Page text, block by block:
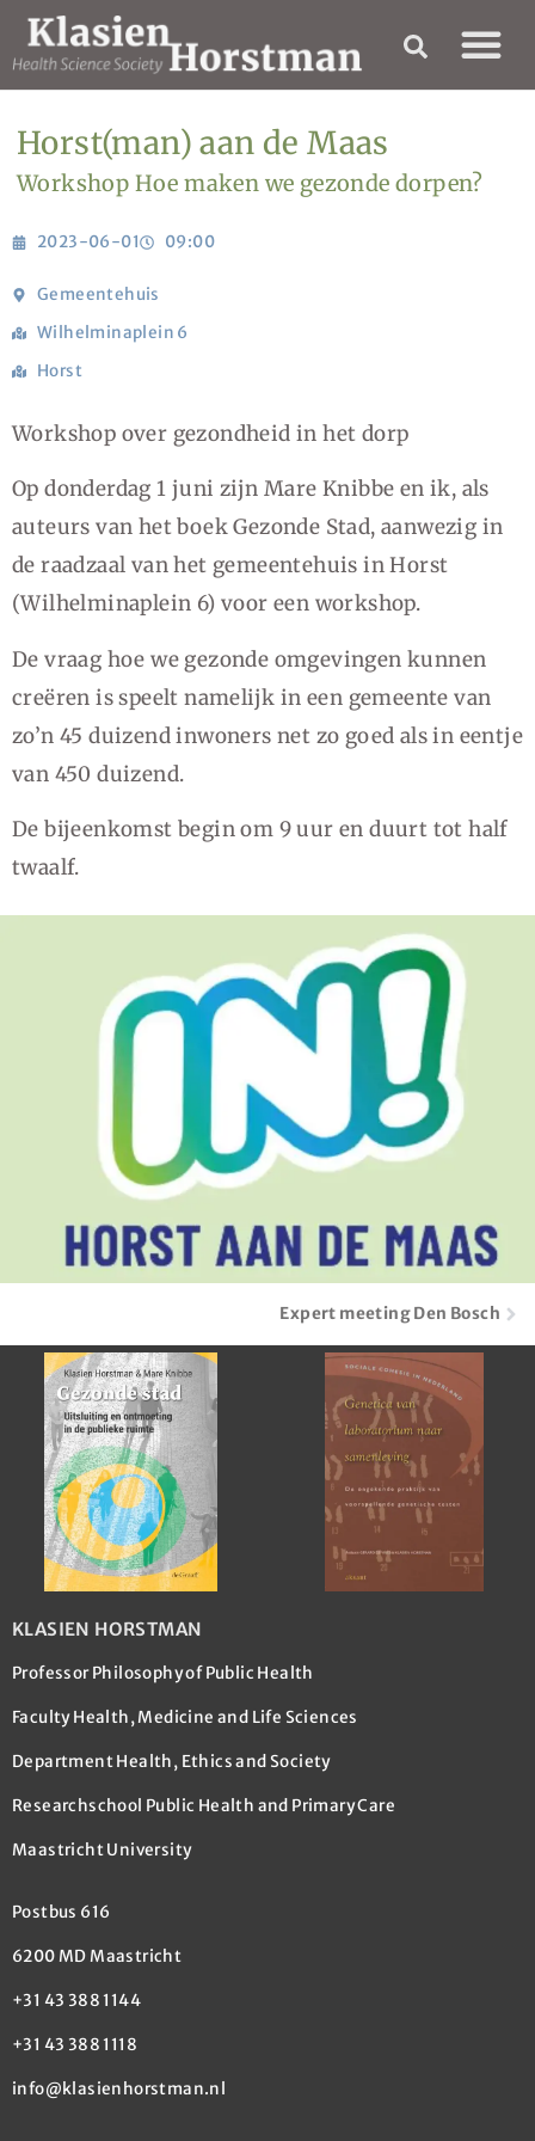
Horst(man) aan de Maas
Workshop Hoe maken we gezonde dorpen?
2023-06-01 09:00
Gemeentehuis
Wilhelminaplein 6
Horst
Workshop over gezondheid in het dorp
Op donderdag 1 juni zijn Mare Knibbe en ik, als
auteurs van het boek Gezonde Stad, aanwezig in
de raadzaal van het gemeentehuis in Horst
(Wilhelminaplein 6) voor een workshop.
De vraag hoe we gezonde omgevingen kunnen
creëren is speelt namelijk in een gemeente van
zo’n 45 duizend inwoners net zo goed als in eentje
van 450 duizend.
De bijeenkomst begin om 9 uur en duurt tot half
twaalf.
Expert meeting Den Bosch
KLASIEN HORSTMAN
Professor Philosophy of Public Health
Faculty Health, Medicine and Life Sciences
Department Health, Ethics and Society
Researchschool Public Health and Primary Care
Maastricht University
Postbus 616
6200 MD Maastricht
+31 43 388 1144
+31 43 388 1118
info@klasienhorstman.nl